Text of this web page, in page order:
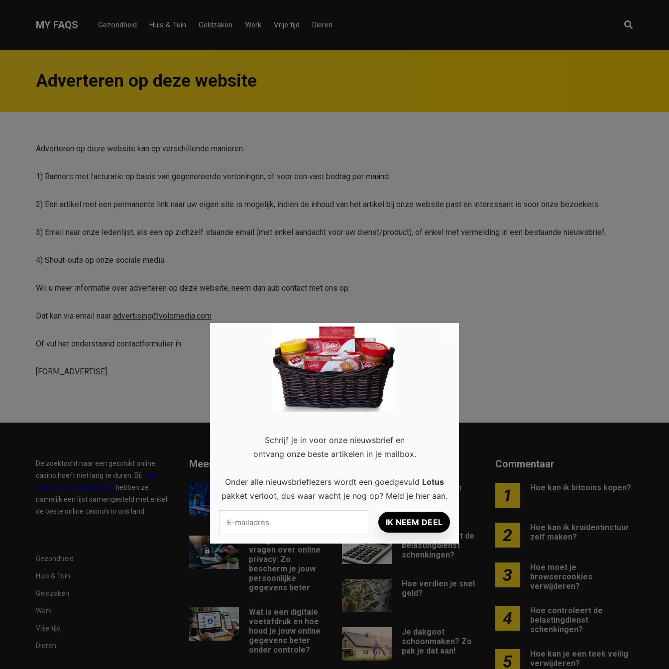
MY FAQS Gezondheid Huis & Tuin Geldzaken Werk Vrije tijd Dieren
Adverteren op deze website
Adverteren op deze website kan op verschillende manieren.
1) Banners met facturatie op basis van gegenereerde vertoningen, of voor een vast bedrag per maand.
2) Een artikel met een permanente link naar uw eigen site is mogelijk, indien de inhoud van het artikel bij onze website past en interessant is voor onze bezoekers.
3) Email naar onze ledenlijst, als een op zichzelf staande email (met enkel aandacht voor uw dienst/product), of enkel met vermelding in een bestaande nieuwsbrief.
4) Shout-outs op onze sociale media.
Wil u meer informatie over adverteren op deze website, neem dan aub contact met ons op.
Dat kan via email naar advertising@volomedia.com
Of vul het onderstaand contactformulier in.
[FORM_ADVERTISE]
De zoektocht naar een geschikt online
casino hoeft niet lang te duren. Bij ‘Top
Online Casino Nederland’ hebben ze
namelijk een lijst samengesteld met enkel
de beste online casino’s in ons land.
Gezondheid
Huis & Tuin
Geldzaken
Werk
Vrije tijd
Dieren
Meest recent
Veelgestelde
Vragen Over Online
vragen over online
privacy: Zo
bescherm je jouw
persoonlijke
gegevens beter
Wat is een digitale
voetafdruk en hoe
houd je jouw online
gegevens beter
onder controle?
Hoe krijg je een
sixpack?
Hoe controleert de
belastingdienst
schenkingen?
Hoe verdien je snel
geld?
Je dakgoot
schoonmaken? Zo
pak je dat aan!
Commentaar
1 Hoe kan ik bitcoins kopen?
2
Hoe kan ik kruidentinctuur
zelf maken?
3
Hoe moet je
browsercookies
verwijderen?
4
Hoe controleert de
belastingdienst
schenkingen?
5
Hoe kan je een teek veilig
verwijderen?
Schrijf je in voor onze nieuwsbrief en
ontvang onze beste artikelen in je mailbox.
Onder alle nieuwsbrieflezers wordt een goedgevuld Lotus
pakket verloot, dus waar wacht je nog op? Meld je hier aan.